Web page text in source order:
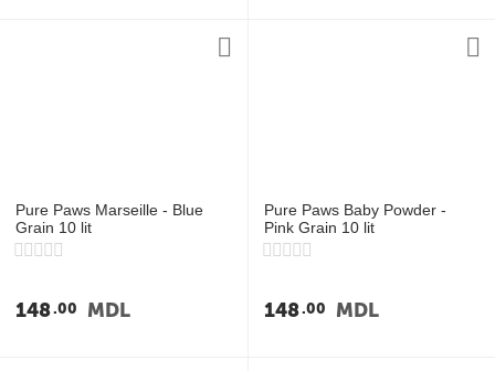
Pure Paws Marseille - Blue
Grain 10 lit
148 00 MDL
Pure Paws Baby Powder -
Pink Grain 10 lit
148 00 MDL